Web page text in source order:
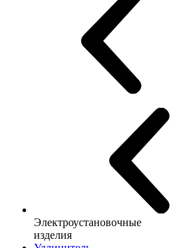
Электроустановочные
изделия